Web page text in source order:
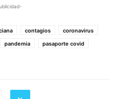
contagios
coronavirus
pandemia
pasaporte covid